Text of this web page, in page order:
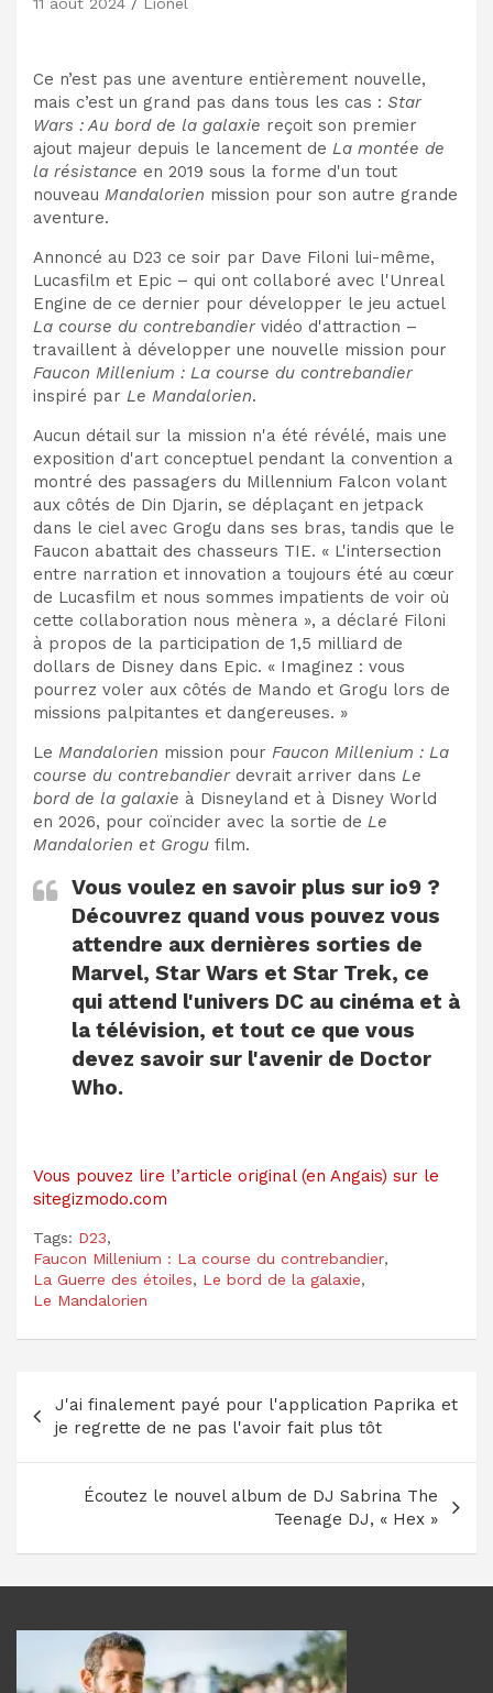
Ce n’est pas une aventure entièrement nouvelle,
mais c’est un grand pas dans tous les cas : Star
Wars : Au bord de la galaxie reçoit son premier
ajout majeur depuis le lancement de La montée de
la résistance en 2019 sous la forme d'un tout
nouveau Mandalorien mission pour son autre grande
aventure.
Annoncé au D23 ce soir par Dave Filoni lui-même,
Lucasfilm et Epic – qui ont collaboré avec l'Unreal
Engine de ce dernier pour développer le jeu actuel
La course du contrebandier vidéo d'attraction –
travaillent à développer une nouvelle mission pour
Faucon Millenium : La course du contrebandier
inspiré par Le Mandalorien.
Aucun détail sur la mission n'a été révélé, mais une
exposition d'art conceptuel pendant la convention a
montré des passagers du Millennium Falcon volant
aux côtés de Din Djarin, se déplaçant en jetpack
dans le ciel avec Grogu dans ses bras, tandis que le
Faucon abattait des chasseurs TIE. « L'intersection
entre narration et innovation a toujours été au cœur
de Lucasfilm et nous sommes impatients de voir où
cette collaboration nous mènera », a déclaré Filoni
à propos de la participation de 1,5 milliard de
dollars de Disney dans Epic. « Imaginez : vous
pourrez voler aux côtés de Mando et Grogu lors de
missions palpitantes et dangereuses. »
Le Mandalorien mission pour Faucon Millenium : La
course du contrebandier devrait arriver dans Le
bord de la galaxie à Disneyland et à Disney World
en 2026, pour coïncider avec la sortie de Le
Mandalorien et Grogu film.
Vous voulez en savoir plus sur io9 ?
Découvrez quand vous pouvez vous
attendre aux dernières sorties de
Marvel, Star Wars et Star Trek, ce
qui attend l'univers DC au cinéma et à
la télévision, et tout ce que vous
devez savoir sur l'avenir de Doctor
Who.
Vous pouvez lire l’article original (en Angais) sur le
sitegizmodo.com
Tags: D23,
Faucon Millenium : La course du contrebandier,
La Guerre des étoiles, Le bord de la galaxie,
Le Mandalorien
de
l’article
J'ai finalement payé pour l'application Paprika et
je regrette de ne pas l'avoir fait plus tôt
Écoutez le nouvel album de DJ Sabrina The
Teenage DJ, « Hex »